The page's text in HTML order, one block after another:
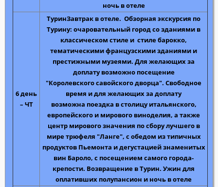
ночь в отеле
6 день
– ЧТ
ТуринЗавтрак в отеле. Обзорная экскурсия по
Турину: очаровательный город со зданиями в
классическом стиле и стиле барокко,
тематическими французскими зданиями и
престижными музеями. Для желающих за
доплату возможнопосещение
"Королевского савойского дворца". Свободное
время и для желающих за доплату
возможна поездка в столицу итальянского,
европейского и мирового виноделия, а также
центр мирового значения по сбору лучшего в
мире трюфеля "Ланге", с обедом из типичных
продуктов Пьемонта и дегустацией знаменитых
вин Бароло, с посещением самого города-
крепости. Возвращение в Турин. Ужин для
оплативших полупансион и ночь в отеле